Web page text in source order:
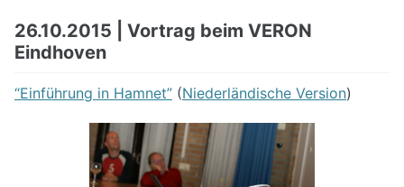
26.10.2015 | Vortrag beim VERON
Eindhoven
“Einführung in Hamnet” (Niederländische Version)